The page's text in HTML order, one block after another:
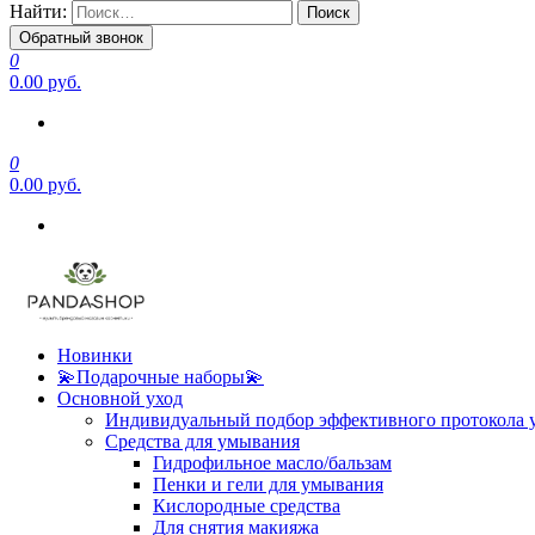
Найти:
Обратный звонок
0
0.00 руб.
0
0.00 руб.
Новинки
💫Подарочные наборы💫
Основной уход
Индивидуальный подбор эффективного протокола
Средства для умывания
Гидрофильное масло/бальзам
Пенки и гели для умывания
Кислородные средства
Для снятия макияжа